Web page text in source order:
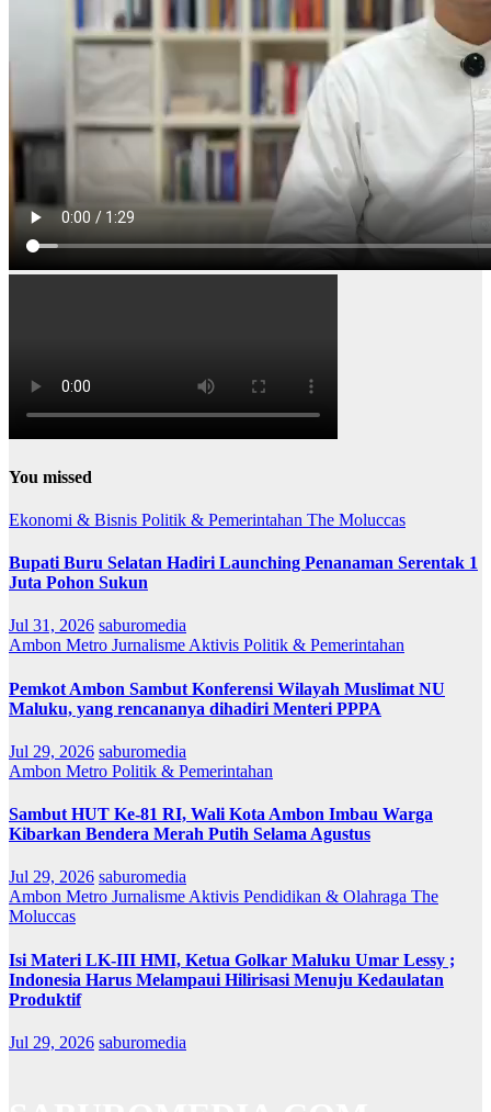
You missed
Ekonomi & Bisnis Politik & Pemerintahan The Moluccas
Bupati Buru Selatan Hadiri Launching Penanaman Serentak 1
Juta Pohon Sukun
Jul 31, 2026 saburomedia
Ambon Metro Jurnalisme Aktivis Politik & Pemerintahan
Pemkot Ambon Sambut Konferensi Wilayah Muslimat NU
Maluku, yang rencananya dihadiri Menteri PPPA
Jul 29, 2026 saburomedia
Ambon Metro Politik & Pemerintahan
Sambut HUT Ke-81 RI, Wali Kota Ambon Imbau Warga
Kibarkan Bendera Merah Putih Selama Agustus
Jul 29, 2026 saburomedia
Ambon Metro Jurnalisme Aktivis Pendidikan & Olahraga The
Moluccas
Isi Materi LK-III HMI, Ketua Golkar Maluku Umar Lessy ;
Indonesia Harus Melampaui Hilirisasi Menuju Kedaulatan
Produktif
Jul 29, 2026 saburomedia